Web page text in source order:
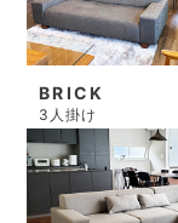
BRICK
3人掛け